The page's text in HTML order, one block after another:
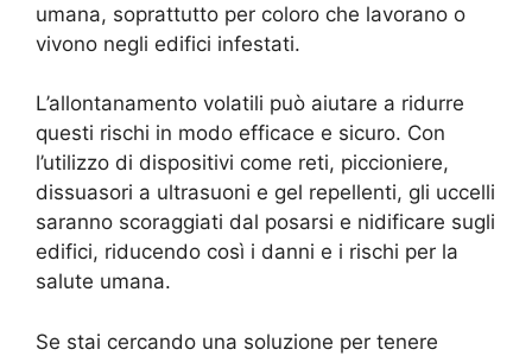
umana, soprattutto per coloro che lavorano o
vivono negli edifici infestati.
L’allontanamento volatili può aiutare a ridurre
questi rischi in modo efficace e sicuro. Con
l’utilizzo di dispositivi come reti, piccioniere,
dissuasori a ultrasuoni e gel repellenti, gli uccelli
saranno scoraggiati dal posarsi e nidificare sugli
edifici, riducendo così i danni e i rischi per la
salute umana.
Se stai cercando una soluzione per tenere